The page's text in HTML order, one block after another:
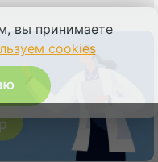
вы принимаете
cookies